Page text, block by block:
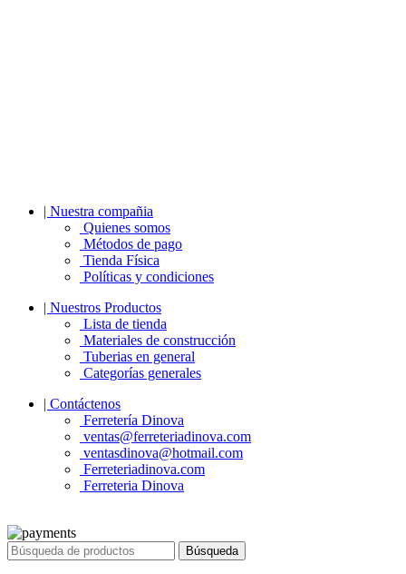
| Nuestra compañia
Quienes somos
Métodos de pago
Tienda Física
Políticas y condiciones
| Nuestros Productos
Lista de tienda
Materiales de construcción
Tuberias en general
Categorías generales
| Contáctenos
Ferretería Dinova
ventas@ferreteriadinova.com
ventasdinova@hotmail.com
Ferreteriadinova.com
Ferreteria Dinova
Búsqueda